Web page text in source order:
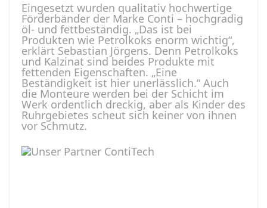
Eingesetzt wurden qualitativ hochwertige
Förderbänder der Marke Conti – hochgradig
öl- und fettbeständig. „Das ist bei
Produkten wie Petrolkoks enorm wichtig“,
erklärt Sebastian Jörgens. Denn Petrolkoks
und Kalzinat sind beides Produkte mit
fettenden Eigenschaften. „Eine
Beständigkeit ist hier unerlässlich.“ Auch
die Monteure werden bei der Schicht im
Werk ordentlich dreckig, aber als Kinder des
Ruhrgebietes scheut sich keiner von ihnen
vor Schmutz.